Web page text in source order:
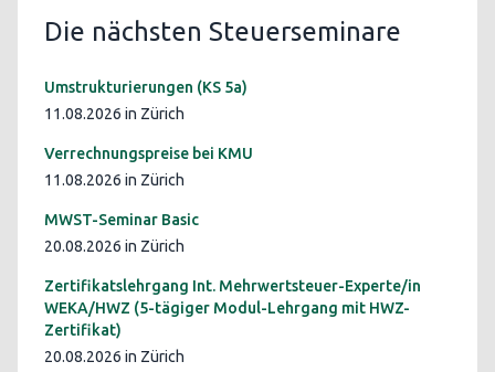
Die nächsten Steuerseminare
Umstrukturierungen (KS 5a)
11.08.2026 in Zürich
Verrechnungspreise bei KMU
11.08.2026 in Zürich
MWST-Seminar Basic
20.08.2026 in Zürich
Zertifikatslehrgang Int. Mehrwertsteuer-Experte/in
WEKA/HWZ (5-tägiger Modul-Lehrgang mit HWZ-
Zertifikat)
20.08.2026 in Zürich